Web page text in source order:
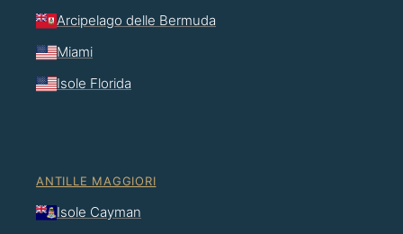
Arcipelago delle Bermuda
Miami
Isole Florida
ANTILLE MAGGIORI
Isole Cayman